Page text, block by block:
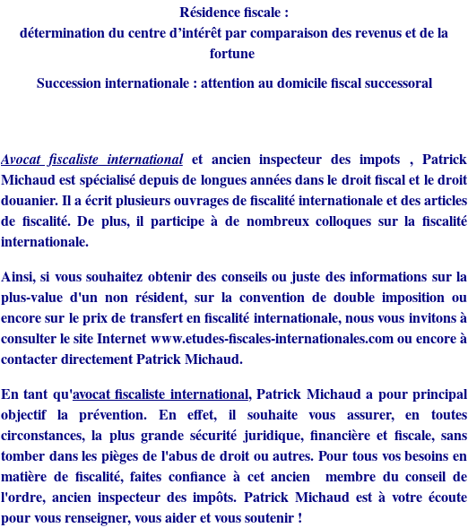
Résidence fiscale :
détermination du centre d’intérêt par comparaison des revenus et de la
fortune
Succession internationale : attention au domicile fiscal successoral
Avocat fiscaliste internationalet ancien inspecteur des impots , Patrick
Michaud est spécialisé depuis de longues années dans le droit fiscal et le droit
douanier. Il a écrit plusieurs ouvrages de fiscalité internationale et des articles
de fiscalité. De plus, il participe à de nombreux colloques sur la fiscalité
internationale.
Ainsi, si vous souhaitez obtenir des conseils ou juste des informations sur la
plus-value d'un non résident, sur la convention de double imposition ou
encore sur leprix de transfert en fiscalité internationale, nous vous invitons à
consulter le site Internetwww.etudes-fiscales-internationales.comou encore à
contacter directement Patrick Michaud.
En tant qu'avocat fiscaliste international, Patrick Michaud a pour principal
objectif la prévention. En effet, il souhaite vous assurer, en toutes
circonstances, la plus grande sécurité juridique, financière et fiscale, sans
tomber dans les pièges de l'abus de droit ou autres. Pour tous vos besoins en
matière de fiscalité, faites confiance à cet ancien membre du conseil de
l'ordre, ancien inspecteur des impôts. Patrick Michaud est à votre écoute
pour vous renseigner, vous aider et vous soutenir !